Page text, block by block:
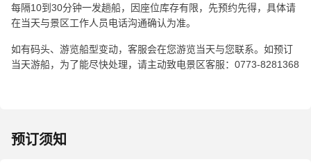
每隔10到30分钟一发趟船，因座位库存有限，先预约先得，具体请
在当天与景区工作人员电话沟通确认为准。
如有码头、游览船型变动，客服会在您游览当天与您联系。如预订
当天游船，为了能尽快处理，请主动致电景区客服：0773-8281368
预订须知